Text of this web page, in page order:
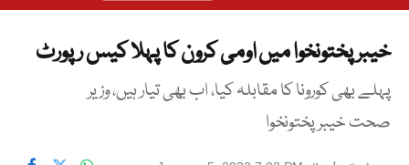
خیبر پختونخوا میں اومی کرون کا پہلا کیس رپورٹ
پہلے بھی کورونا کا مقابلہ کیا، اب بھی تیار ہیں، وزیر
صحت خیبرپختونخوا